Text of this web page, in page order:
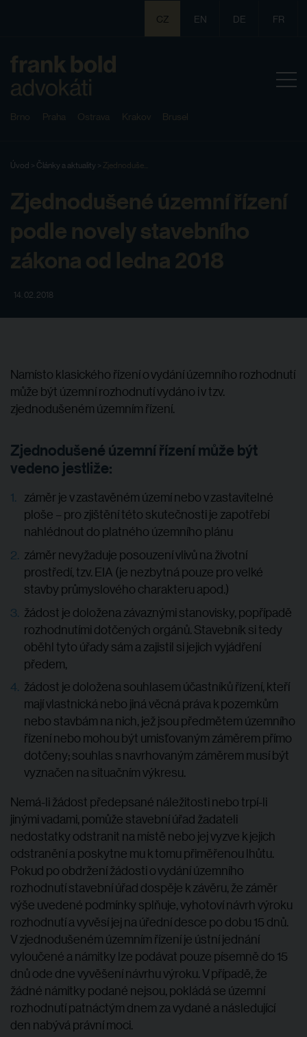
CZ EN DE FR
Brno Praha Ostrava Krakov Brusel
Úvod > Články a aktuality > Zjednoduše...
Zjednodušené územní řízení
podle novely stavebního
zákona od ledna 2018
14. 02. 2018
Namísto klasického řízení o vydání územního rozhodnutí
může být územní rozhodnutí vydáno i v tzv.
zjednodušeném územním řízení.
Zjednodušené územní řízení může být
vedeno jestliže:
záměr je v zastavěném území nebo v zastavitelné
ploše – pro zjištění této skutečnosti je zapotřebí
nahlédnout do platného územního plánu
záměr nevyžaduje posouzení vlivů na životní
prostředí, tzv. EIA (je nezbytná pouze pro velké
stavby průmyslového charakteru apod.)
žádost je doložena závaznými stanovisky, popřípadě
rozhodnutími dotčených orgánů. Stavebník si tedy
oběhl tyto úřady sám a zajistil si jejich vyjádření
předem,
žádost je doložena souhlasem účastníků řízení, kteří
mají vlastnická nebo jiná věcná práva k pozemkům
nebo stavbám na nich, jež jsou předmětem územního
řízení nebo mohou být umisťovaným záměrem přímo
dotčeny; souhlas s navrhovaným záměrem musí být
vyznačen na situačním výkresu.
Nemá-li žádost předepsané náležitosti nebo trpí-li
jinými vadami, pomůže stavební úřad žadateli
nedostatky odstranit na místě nebo jej vyzve k jejich
odstranění a poskytne mu k tomu přiměřenou lhůtu.
Pokud po obdržení žádosti o vydání územního
rozhodnutí stavební úřad dospěje k závěru, že záměr
výše uvedené podmínky splňuje, vyhotoví návrh výroku
rozhodnutí a vyvěsí jej na úřední desce po dobu 15 dnů.
V zjednodušeném územním řízení je ústní jednání
vyloučené a námitky lze podávat pouze písemně do 15
dnů ode dne vyvěšení návrhu výroku. V případě, že
žádné námitky podané nejsou, pokládá se územní
rozhodnutí patnáctým dnem za vydané a následující
den nabývá právní moci.